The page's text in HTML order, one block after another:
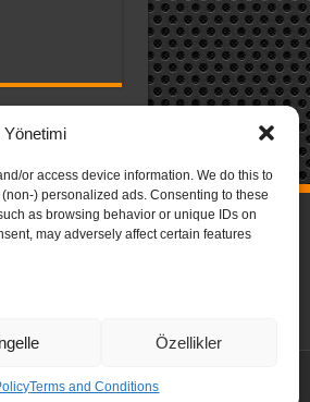
Yönetimi
or access device information. We do this to
) personalized ads. Consenting to these
as browsing behavior or unique IDs on
may adversely affect certain features
Özellikler
Terms and Conditions